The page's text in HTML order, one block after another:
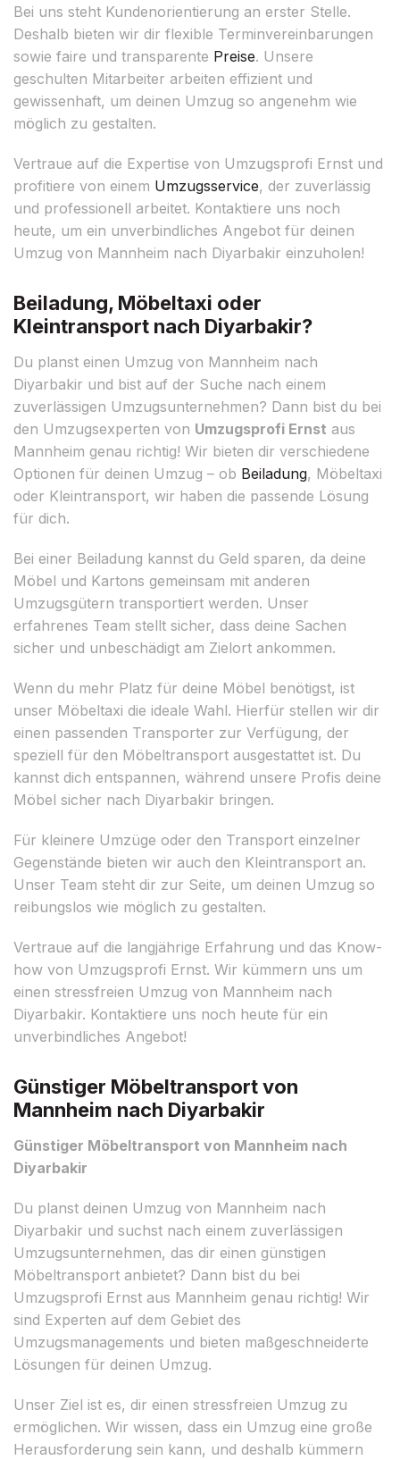
Bei uns steht Kundenorientierung an erster Stelle.
Deshalb bieten wir dir flexible Terminvereinbarungen
sowie faire und transparente Preise. Unsere
geschulten Mitarbeiter arbeiten effizient und
gewissenhaft, um deinen Umzug so angenehm wie
möglich zu gestalten.
Vertraue auf die Expertise von Umzugsprofi Ernst und
profitiere von einem Umzugsservice, der zuverlässig
und professionell arbeitet. Kontaktiere uns noch
heute, um ein unverbindliches Angebot für deinen
Umzug von Mannheim nach Diyarbakir einzuholen!
Beiladung, Möbeltaxi oder
Kleintransport nach Diyarbakir?
Du planst einen Umzug von Mannheim nach
Diyarbakir und bist auf der Suche nach einem
zuverlässigen Umzugsunternehmen? Dann bist du bei
den Umzugsexperten von Umzugsprofi Ernst aus
Mannheim genau richtig! Wir bieten dir verschiedene
Optionen für deinen Umzug – ob Beiladung, Möbeltaxi
oder Kleintransport, wir haben die passende Lösung
für dich.
Bei einer Beiladung kannst du Geld sparen, da deine
Möbel und Kartons gemeinsam mit anderen
Umzugsgütern transportiert werden. Unser
erfahrenes Team stellt sicher, dass deine Sachen
sicher und unbeschädigt am Zielort ankommen.
Wenn du mehr Platz für deine Möbel benötigst, ist
unser Möbeltaxi die ideale Wahl. Hierfür stellen wir dir
einen passenden Transporter zur Verfügung, der
speziell für den Möbeltransport ausgestattet ist. Du
kannst dich entspannen, während unsere Profis deine
Möbel sicher nach Diyarbakir bringen.
Für kleinere Umzüge oder den Transport einzelner
Gegenstände bieten wir auch den Kleintransport an.
Unser Team steht dir zur Seite, um deinen Umzug so
reibungslos wie möglich zu gestalten.
Vertraue auf die langjährige Erfahrung und das Know-
how von Umzugsprofi Ernst. Wir kümmern uns um
einen stressfreien Umzug von Mannheim nach
Diyarbakir. Kontaktiere uns noch heute für ein
unverbindliches Angebot!
Günstiger Möbeltransport von
Mannheim nach Diyarbakir
Günstiger Möbeltransport von Mannheim nach
Diyarbakir
Du planst deinen Umzug von Mannheim nach
Diyarbakir und suchst nach einem zuverlässigen
Umzugsunternehmen, das dir einen günstigen
Möbeltransport anbietet? Dann bist du bei
Umzugsprofi Ernst aus Mannheim genau richtig! Wir
sind Experten auf dem Gebiet des
Umzugsmanagements und bieten maßgeschneiderte
Lösungen für deinen Umzug.
Unser Ziel ist es, dir einen stressfreien Umzug zu
ermöglichen. Wir wissen, dass ein Umzug eine große
Herausforderung sein kann, und deshalb kümmern